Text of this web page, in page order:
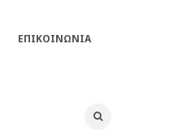
ΕΠΙΚΟΙΝΩΝΊΑ